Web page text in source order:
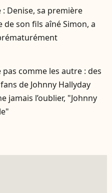
: Denise, sa première
de son fils aîné Simon, a
comme les autre : des
de Johnny Hallyday
jamais l’oublier, "Johnny